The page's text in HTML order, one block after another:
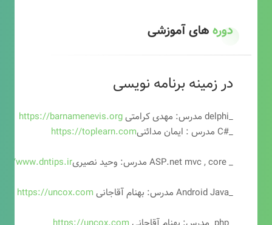
دورههای آموزشی
در زمینه برنامه نویسی
_delphi مدرس: مهدی کرامتی
https://barnamenevis.org
_#C مدرس : ایمان مدائنی
https://toplearn.com
_ ASP.net mvc , core مدرس: وحید نصیری
www.dntips.ir
_Android Java مدرس: بهنام آقاجانی
https://uncox.com